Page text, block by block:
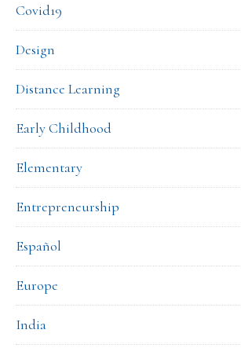
Covid19
Design
Distance Learning
Early Childhood
Elementary
Entrepreneurship
Español
Europe
India